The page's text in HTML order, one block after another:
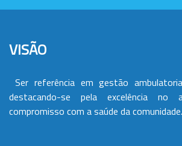
VISÃO
Ser referência em gestão
destacando-se pela excelência no
compromisso com a saúde da comunidade.